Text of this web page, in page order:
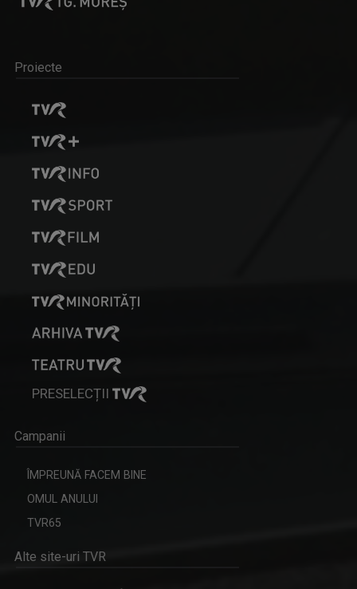
Proiecte
PRESELECȚII
Campanii
ÎMPREUNĂ FACEM BINE
OMUL ANULUI
TVR65
Alte site-uri TVR